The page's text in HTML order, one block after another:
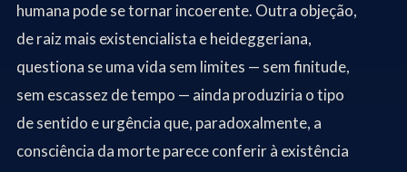
humana pode se tornar incoerente. Outra objeção,
de raiz mais existencialista e heideggeriana,
questiona se uma vida sem limites — sem finitude,
sem escassez de tempo — ainda produziria o tipo
de sentido e urgência que, paradoxalmente, a
consciência da morte parece conferir à existência